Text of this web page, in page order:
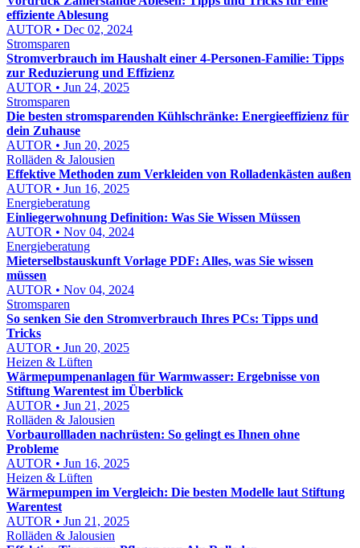
effiziente Ablesung
AUTOR • Dec 02, 2024
Stromsparen
Stromverbrauch im Haushalt einer 4-Personen-Familie: Tipps
zur Reduzierung und Effizienz
AUTOR • Jun 24, 2025
Stromsparen
Die besten stromsparenden Kühlschränke: Energieeffizienz für
dein Zuhause
AUTOR • Jun 20, 2025
Rolläden & Jalousien
Effektive Methoden zum Verkleiden von Rolladenkästen außen
AUTOR • Jun 16, 2025
Energieberatung
Einliegerwohnung Definition: Was Sie Wissen Müssen
AUTOR • Nov 04, 2024
Energieberatung
Mieterselbstauskunft Vorlage PDF: Alles, was Sie wissen
müssen
AUTOR • Nov 04, 2024
Stromsparen
So senken Sie den Stromverbrauch Ihres PCs: Tipps und
Tricks
AUTOR • Jun 20, 2025
Heizen & Lüften
Wärmepumpenanlagen für Warmwasser: Ergebnisse von
Stiftung Warentest im Überblick
AUTOR • Jun 21, 2025
Rolläden & Jalousien
Vorbaurollladen nachrüsten: So gelingt es Ihnen ohne
Probleme
AUTOR • Jun 16, 2025
Heizen & Lüften
Wärmepumpen im Vergleich: Die besten Modelle laut Stiftung
Warentest
AUTOR • Jun 21, 2025
Rolläden & Jalousien